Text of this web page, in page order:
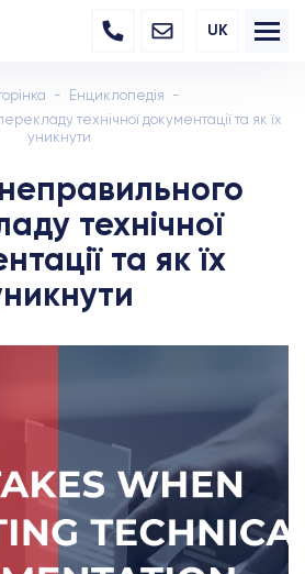
UK
Енциклопедія
технічної документації та як їх
уникнути
технічної
та як їх